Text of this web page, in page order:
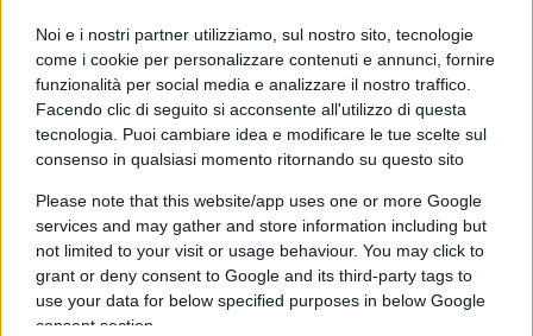
Noi e i nostri partner utilizziamo, sul nostro sito, tecnologie
come i cookie per personalizzare contenuti e annunci, fornire
funzionalità per social media e analizzare il nostro traffico.
Facendo clic di seguito si acconsente all'utilizzo di questa
tecnologia. Puoi cambiare idea e modificare le tue scelte sul
consenso in qualsiasi momento ritornando su questo sito
Please note that this website/app uses one or more Google
services and may gather and store information including but
not limited to your visit or usage behaviour. You may click to
grant or deny consent to Google and its third-party tags to
use your data for below specified purposes in below Google
consent section.
Ecco allora che mentre la maggioranza punta
palesemente a eliminare il leader più votato alle
ultime elezioni europee, dando giustificazioni
implausibili al suo intento, il centrodestra si
trent’anni: quella di vittima della magistratura di
sinistra che vuole mettere il cappello sul sistema
politico italiano e decidere chi può governare e
chi no.